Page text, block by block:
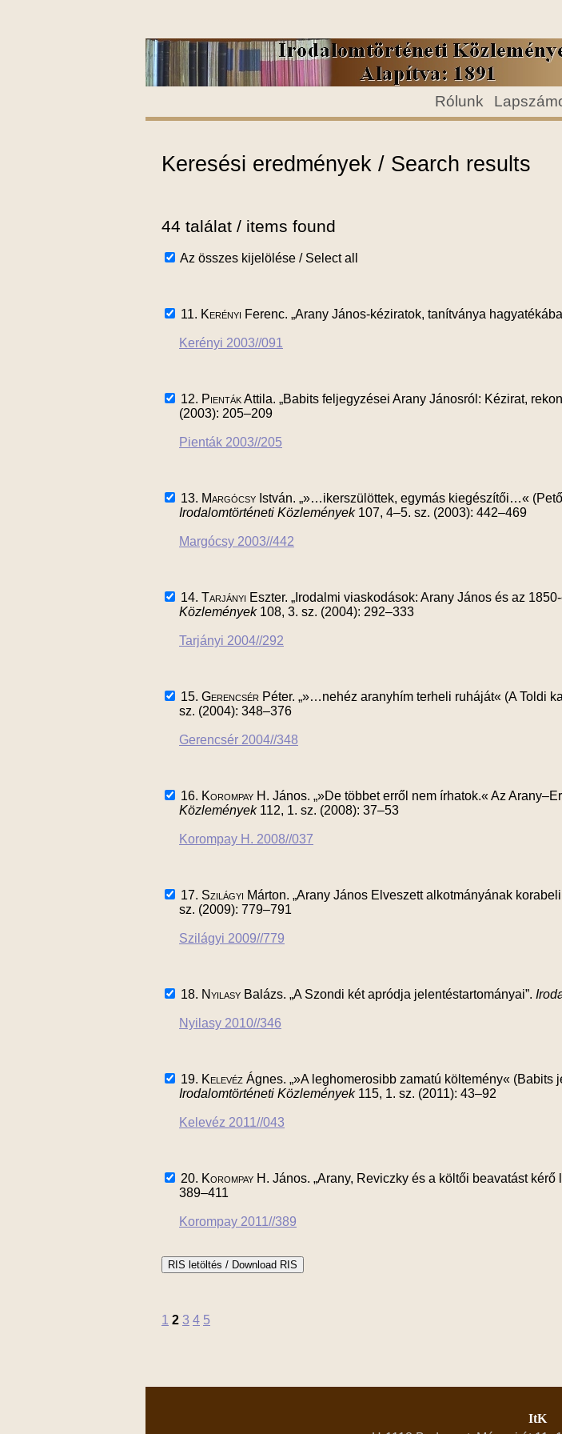
Rólunk
Keresési eredmények / Search results
44 találat / items found
Az összes kijelölése / Select all
11. Kerényi Ferenc. „Arany János-kéziratok, tanítványa
Kerényi 2003//091
12. PientákAttila. „Babits feljegyzései Arany Jánosról: Kézirat,
(2003): 205–209
Pienták 2003//205
13. Margócsy István. „»…ikerszülöttek, egymás kiegészítői…«
Irodalomtörténeti Közlemények107, 4–5. sz. (2003): 442–469
Margócsy 2003//442
14. Tarjányi Eszter. „Irodalmi viaskodások: Arany János és az
Közlemények108, 3. sz. (2004): 292–333
Tarjányi 2004//292
15. Gerencsér Péter. „»…nehéz aranyhím terheli ruháját« (A Toldi
sz. (2004): 348–376
Gerencsér 2004//348
16. Korompay H. János. „»De többet erről nem írhatok.« Az
Közlemények112, 1. sz. (2008): 37–53
Korompay H. 2008//037
17. Szilágyi Márton. „Arany János Elveszett alkotmányának
sz. (2009): 779–791
Szilágyi 2009//779
18. Nyilasy Balázs. „A Szondi két apródja jelentéstartományai”.
Nyilasy 2010//346
19. Kelevéz Ágnes. „»A leghomerosibb zamatú költemény«
Irodalomtörténeti Közlemények115, 1. sz. (2011): 43–92
Kelevéz 2011//043
20. Korompay H. János. „Arany, Reviczky és a költői beavatást kérő
389–411
Korompay 2011//389
1 2 3 4 5
ItK